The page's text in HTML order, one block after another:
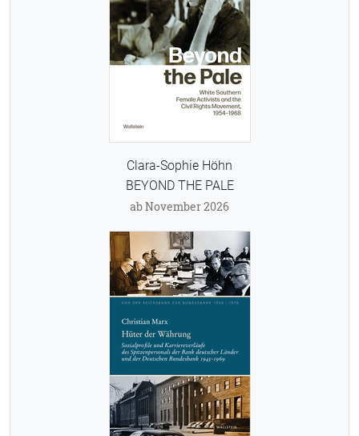
Clara-Sophie Höhn
BEYOND THE PALE
ab November 2026